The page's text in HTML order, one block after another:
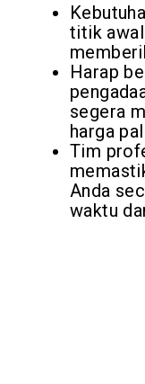
titik
Harap
segera
harga
Tim
Anda
waktu